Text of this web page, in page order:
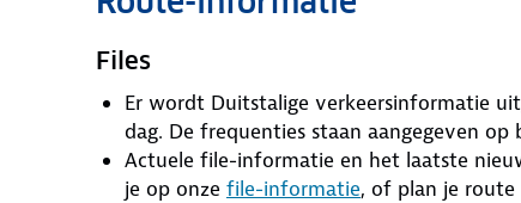
Files
Er wordt Duitstalige verkeersinformatie
dag. De frequenties staan aangegeven op
Actuele file-informatie en het laatste
je op onze file-informatie, of plan je route